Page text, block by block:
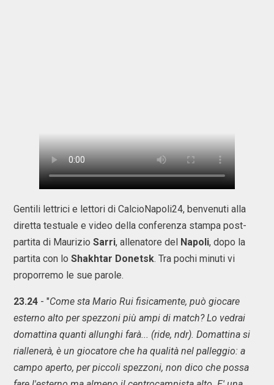
Gentili lettrici e lettori di CalcioNapoli24, benvenuti alla
diretta testuale e video della conferenza stampa post-
partita di Maurizio Sarri, allenatore del Napoli, dopo la
partita con lo Shakhtar Donetsk. Tra pochi minuti vi
proporremo le sue parole.
23.24 - "Come sta Mario Rui fisicamente, può giocare
esterno alto per spezzoni più ampi di match? Lo vedrai
domattina quanti allunghi farà... (ride, ndr). Domattina si
riallenerà, è un giocatore che ha qualità nel palleggio: a
campo aperto, per piccoli spezzoni, non dico che possa